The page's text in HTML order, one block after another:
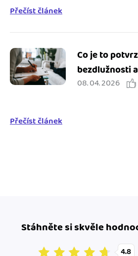
Přečíst článek
Co je to
bezdlužnosti
potřebuji?
08. 04. 2026
Přečíst článek
Stáhněte si skvěle
4.8